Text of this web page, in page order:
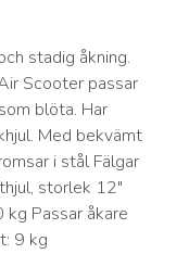
stadig åkning.
Scooter passar
blöta. Har
Med bekvämt
i stål Fälgar
storlek 12"
Passar åkare
9 kg